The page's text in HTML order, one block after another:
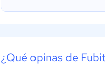
¿Qué opinas de